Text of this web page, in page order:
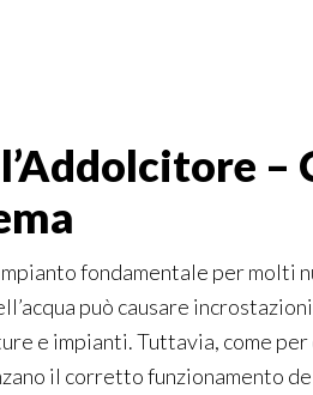
–
fondamentale per molti
può causare
e impianti. Tuttavia, come per
il corretto funzionamento